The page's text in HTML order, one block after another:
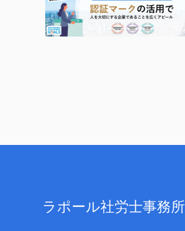
ラポール社労士事務所